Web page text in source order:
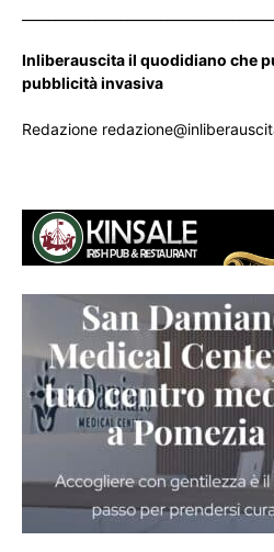
Inliberauscita il quodidiano che
pubblicità invasiva
Redazione